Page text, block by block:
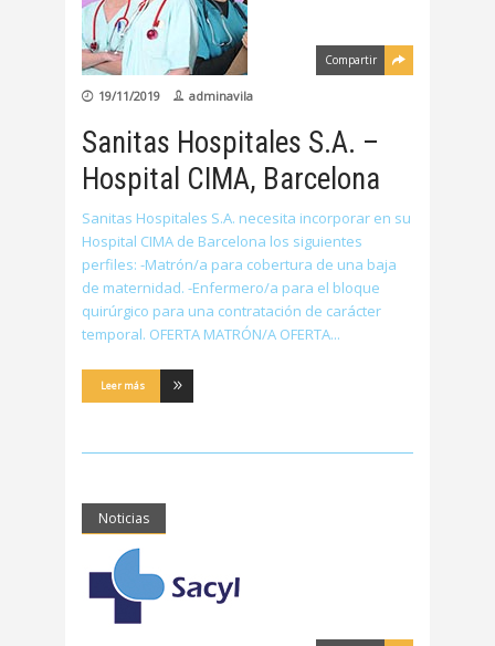
Compartir
19/11/2019 adminavila
Sanitas Hospitales S.A. –
Hospital CIMA, Barcelona
Sanitas Hospitales S.A. necesita incorporar en su
Hospital CIMA de Barcelona los siguientes
perfiles: -Matrón/a para cobertura de una baja
de maternidad. -Enfermero/a para el bloque
quirúrgico para una contratación de carácter
temporal. OFERTA MATRÓN/A OFERTA
Leer más
Noticias